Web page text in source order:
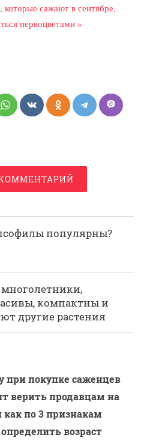
которые сажают в сентябре,
первоцветами »
популярны?
компактны и
другие растения
при покупке саженцев
верить продавцам на
как по 3 признакам
возраст